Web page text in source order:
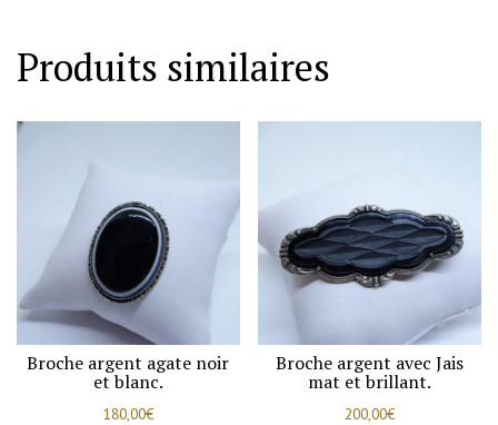
Produits similaires
Broche argent agate noir
et blanc.
180,00€
Broche argent avec Jais
mat et brillant.
200,00€